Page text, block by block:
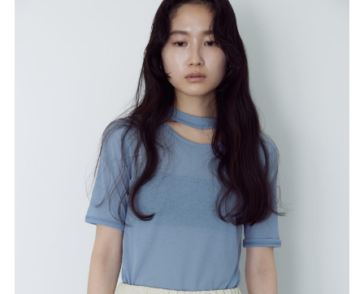
NEWS
COMPANY
CONTACT